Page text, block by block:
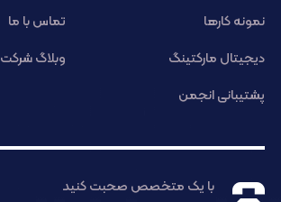
نمونه کارها
تماس با ما
دیجیتال مارکتینگ
وبلاگ شرکت
پشتیبانی انجمن
با یک متخصص صحبت کنید